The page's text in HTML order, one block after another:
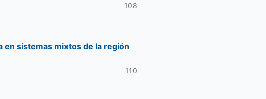
108
en sistemas mixtos de la región
110